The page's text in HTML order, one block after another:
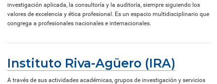
investigación aplicada, la consultoría y la auditoría, siempre siguiendo los
valores de excelencia y ética profesional. Es un espacio multidisciplinario que
congrega a profesionales nacionales e internacionales.
Instituto Riva-Agüero (IRA)
A través de sus actividades académicas, grupos de investigación y servicios